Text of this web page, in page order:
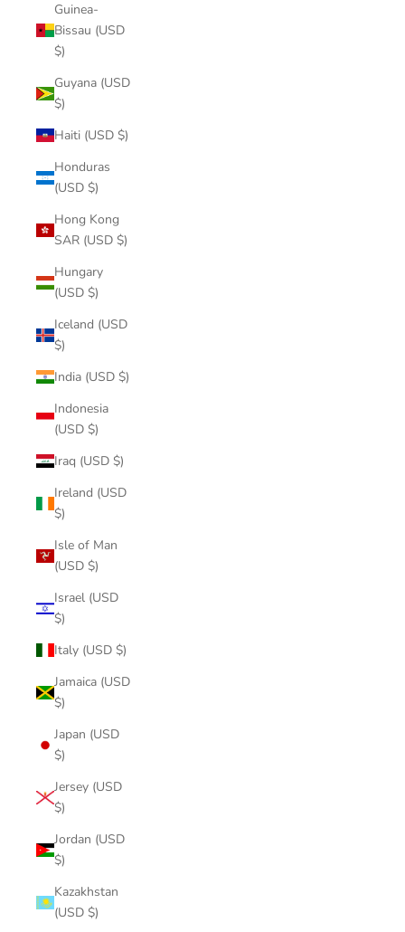
Guinea-
Bissau (USD
$)
Guyana (USD
$)
Haiti (USD $)
Honduras
(USD $)
Hong Kong
SAR (USD $)
Hungary
(USD $)
Iceland (USD
$)
India (USD $)
Indonesia
(USD $)
Iraq (USD $)
Ireland (USD
$)
Isle of Man
(USD $)
Israel (USD
$)
Italy (USD $)
Jamaica (USD
$)
Japan (USD
$)
Jersey (USD
$)
Jordan (USD
$)
Kazakhstan
(USD $)